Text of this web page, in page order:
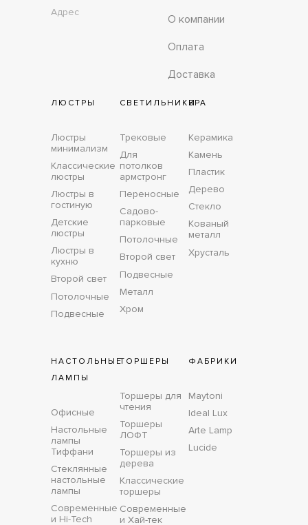
Адрес
О компании
Оплата
Доставка
ЛЮСТРЫ
Люстры
минимализм
Классические
люстры
Люстры в
гостиную
Детские
люстры
Люстры в
кухню
Второй свет
Потолочные
Подвесные
СВЕТИЛЬНИКИ
Трековые
Для
потолков
армстронг
Переносные
Садово-
парковые
Потолочные
Второй свет
Подвесные
Металл
Хром
БРА
Керамика
Камень
Пластик
Дерево
Стекло
Кованый
металл
Хрусталь
НАСТОЛЬНЫЕ
ЛАМПЫ
Офисные
Настольные
лампы
Тиффани
Стеклянные
настольные
лампы
Современные
и Hi-Tech
ТОРШЕРЫ
Торшеры для
чтения
Торшеры
ЛОФТ
Торшеры из
дерева
Классические
торшеры
Современные
и Хай-тек
ФАБРИКИ
Maytoni
Ideal Lux
Arte Lamp
Lucide